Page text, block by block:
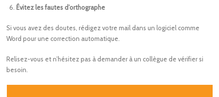
Évitez les fautes d’orthographe
Si vous avez des doutes, rédigez votre mail dans un logiciel comme
Word pour une correction automatique.
Relisez-vous et n’hésitez pas à demander à un collègue de vérifier si
besoin.